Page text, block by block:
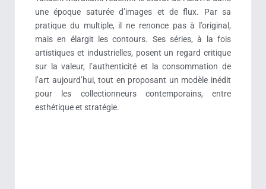
une époque saturée d’images et de flux. Par sa
pratique du multiple, il ne renonce pas à l’original,
mais en élargit les contours. Ses séries, à la fois
artistiques et industrielles, posent un regard critique
sur la valeur, l’authenticité et la consommation de
l’art aujourd’hui, tout en proposant un modèle inédit
pour les collectionneurs contemporains, entre
esthétique et stratégie.